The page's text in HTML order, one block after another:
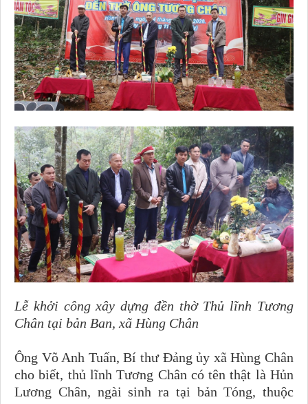
Lễ khởi công xây dựng đền thờ Thủ lĩnh Tương
Chân tại bản Ban, xã Hùng Chân
Ông Võ Anh Tuấn, Bí thư Đảng ủy xã Hùng Chân
cho biết, thủ lĩnh Tương Chân có tên thật là Hủn
Lương Chân, ngài sinh ra tại bản Tóng, thuộc